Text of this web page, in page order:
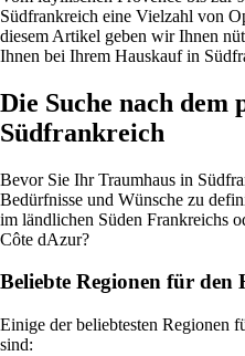
Südfrankreich eine Vielzahl von
diesem Artikel geben wir Ihnen
Ihnen bei Ihrem Hauskauf in
Die Suche nach dem
Südfrankreich
Bevor Sie Ihr Traumhaus in
Bedürfnisse und Wünsche zu
im ländlichen Süden Frankreichs
Côte dAzur?
Beliebte Regionen für
Einige der beliebtesten Regionen
sind: